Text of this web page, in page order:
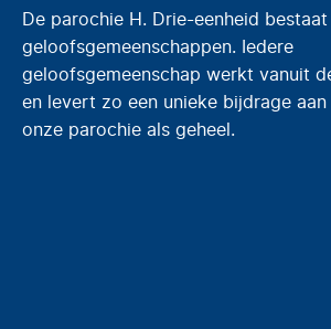
De parochie H. Drie-eenheid
geloofsgemeenschappen. Iedere
geloofsgemeenschap werkt vanuit
en levert zo een unieke bijdrage
onze parochie als geheel.